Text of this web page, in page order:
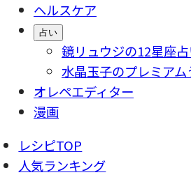
ヘルスケア
占い
鏡リュウジの12星座
水晶玉子のプレミア
オレペエディター
漫画
レシピTOP
人気ランキング